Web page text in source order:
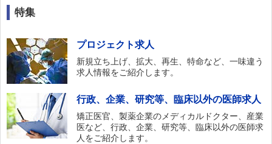
特集
プロジェクト求人
新規立ち上げ、拡大、再生、特命など、一味違う
求人情報をご紹介します。
行政、企業、研究等、臨床以外の医師求人
矯正医官、製薬企業のメディカルドクター、産業
医など、行政、企業、研究等、臨床以外の医師求
人をご紹介します。